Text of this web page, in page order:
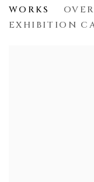
WORKS
EXHIBITION